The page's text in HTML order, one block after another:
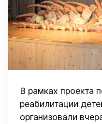
В рамках проекта
реабилитации
организовали